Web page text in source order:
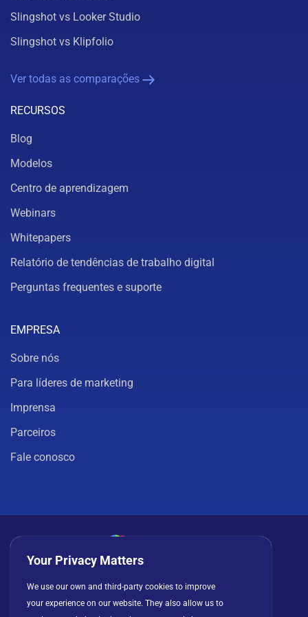
Slingshot vs Looker Studio
Slingshot vs Klipfolio
Ver todas as comparações
RECURSOS
Blog
Modelos
Centro de aprendizagem
Webinars
Whitepapers
Relatório de tendências de trabalho digital
Perguntas frequentes e suporte
EMPRESA
Sobre nós
Para líderes de marketing
Imprensa
Parceiros
Fale conosco
Política de privacidade Cookies
Contrato de licença
Your Privacy Matters
We use our own and third-party cookies to improve
your experience on our website. They also allow us to